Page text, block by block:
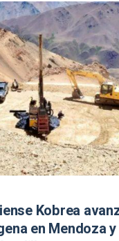
Kobrea
en Mendoza